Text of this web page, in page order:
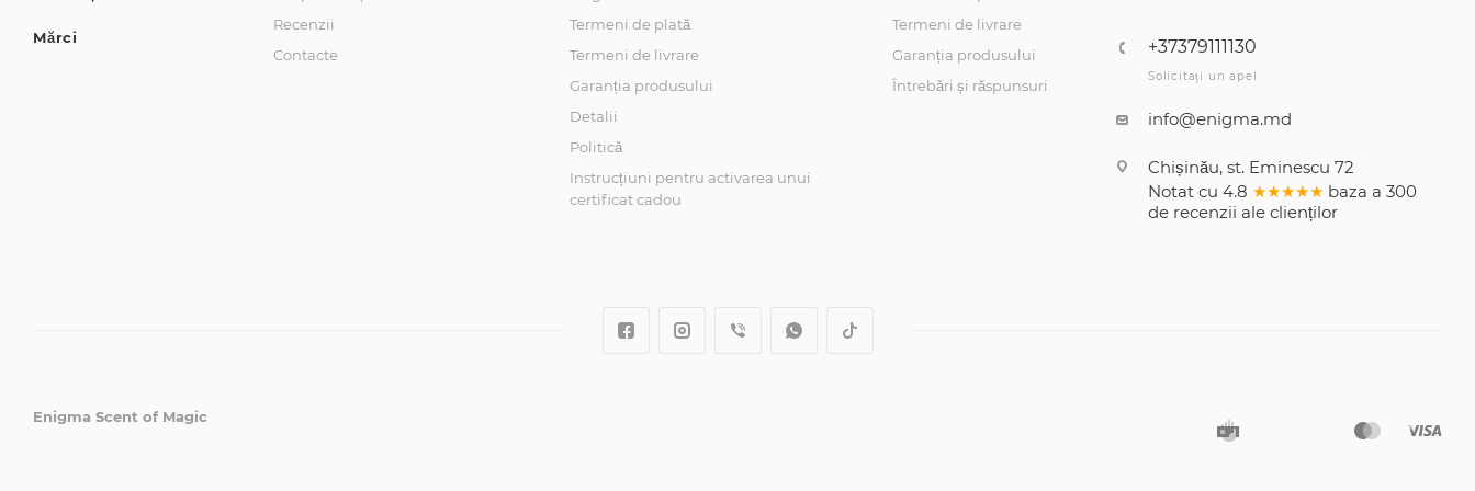
Mărci
Recenzii
Contacte
Termeni de plată
Termeni de livrare
Garanția produsului
Detalii
Politică
Instrucțiuni pentru activarea unui
certificat cadou
Termeni de livrare
Garanția produsului
Întrebări și răspunsuri
+37379111130
Solicitați un apel
info@enigma.md
Chișinău, st. Eminescu 72
Notat cu 4.8 ★★★★★ baza a 300
de recenzii ale clienților
Enigma Scent of Magic